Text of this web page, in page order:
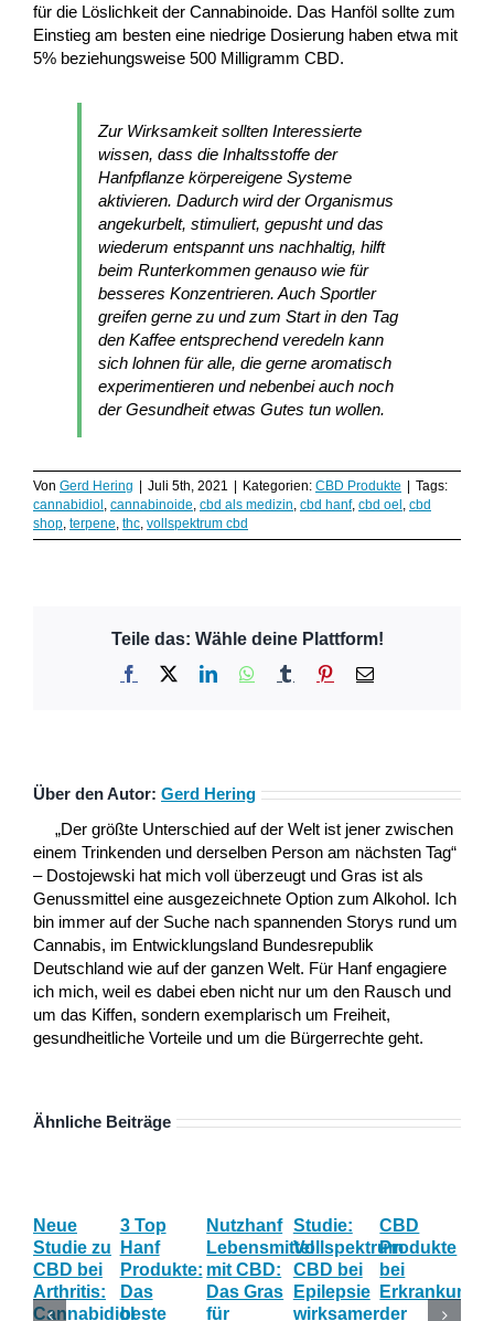
für die Löslichkeit der Cannabinoide. Das Hanföl sollte zum
Einstieg am besten eine niedrige Dosierung haben etwa mit
5% beziehungsweise 500 Milligramm CBD.
Zur Wirksamkeit sollten Interessierte
wissen, dass die Inhaltsstoffe der
Hanfpflanze körpereigene Systeme
aktivieren. Dadurch wird der Organismus
angekurbelt, stimuliert, gepusht und das
wiederum entspannt uns nachhaltig, hilft
beim Runterkommen genauso wie für
besseres Konzentrieren. Auch Sportler
greifen gerne zu und zum Start in den Tag
den Kaffee entsprechend veredeln kann
sich lohnen für alle, die gerne aromatisch
experimentieren und nebenbei auch noch
der Gesundheit etwas Gutes tun wollen.
Von Gerd Hering | Juli 5th, 2021 | Kategorien: CBD Produkte | Tags:
cannabidiol, cannabinoide, cbd als medizin, cbd hanf, cbd oel, cbd
shop, terpene, thc, vollspektrum cbd
Teile das: Wähle deine Plattform!
Facebook LinkedInWhatsApp
Tumblr Pinterest
E-
Über den Autor: Gerd Hering
„Der größte Unterschied auf der Welt ist jener zwischen
einem Trinkenden und derselben Person am nächsten Tag“
– Dostojewski hat mich voll überzeugt und Gras ist als
Genussmittel eine ausgezeichnete Option zum Alkohol. Ich
bin immer auf der Suche nach spannenden Storys rund um
Cannabis, im Entwicklungsland Bundesrepublik
Deutschland wie auf der ganzen Welt. Für Hanf engagiere
ich mich, weil es dabei eben nicht nur um den Rausch und
um das Kiffen, sondern exemplarisch um Freiheit,
gesundheitliche Vorteile und um die Bürgerrechte geht.
Ähnliche Beiträge
Neue
Studie zu
CBD bei
Arthritis:
Cannabidiol
3 Top
Hanf
Produkte:
Das
beste
Nutzhanf
Lebensmittel
mit CBD:
Das Gras
für
Studie:
Vollspektrum
CBD bei
Epilepsie
wirksamer
CBD
Produkte
bei
der